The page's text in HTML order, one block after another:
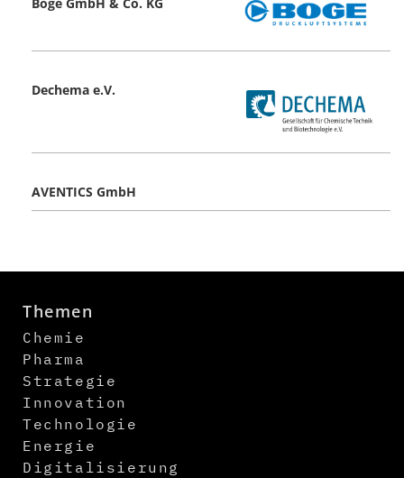
Dechema e.V.
AVENTICS GmbH
Themen
Chemie
Pharma
Strategie
Innovation
Technologie
Energie
Digitalisierung